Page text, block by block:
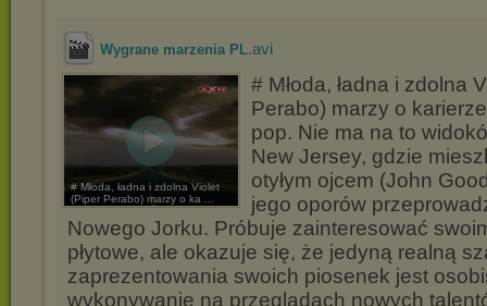
Wygrane marzenia PL.avi
# Młoda, ładna i zdolna Violet
(Piper Perabo) marzy o ka ...
# Młoda, ładna i zdolna
Perabo) marzy o
pop. Nie ma na to
New Jersey, gdzie
otyłym ojcem (John
jego oporów
Nowego Jorku. Próbuje zainteresować
płytowe, ale okazuje się, że jedyną realną
zaprezentowania swoich piosenek jest
wykonywanie na przeglądach nowych